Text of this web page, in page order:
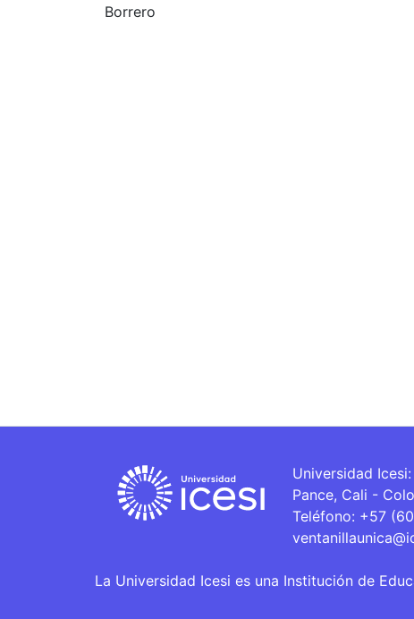
Borrero
Universidad
Pance, Cali -
Teléfono: +57
La Universidad Icesi es una Institución de